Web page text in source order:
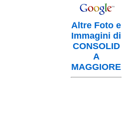
Altre Foto e
Immagini di
CONSOLID
A
MAGGIORE